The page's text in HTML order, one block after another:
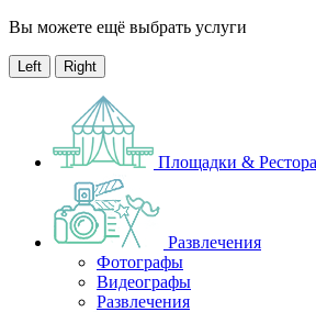
Вы можете ещё выбрать услуги
Left Right
Площадки &
Развлечения
Фотографы
Видеографы
Развлечения